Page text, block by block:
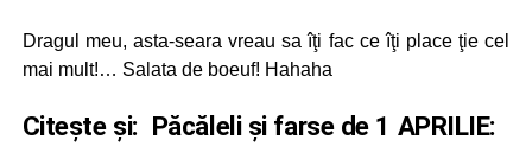
Dragul meu, asta-seara vreau sa îţi fac ce îţi place ţie cel
mai mult!… Salata de boeuf! Hahaha
Citește și: Păcăleli și farse de 1 APRILIE: